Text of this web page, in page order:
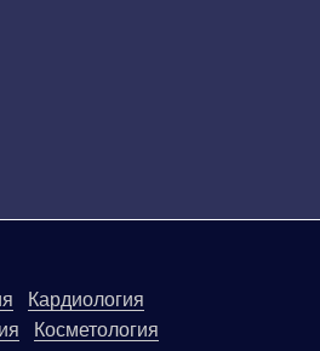
Кардиология
Косметология